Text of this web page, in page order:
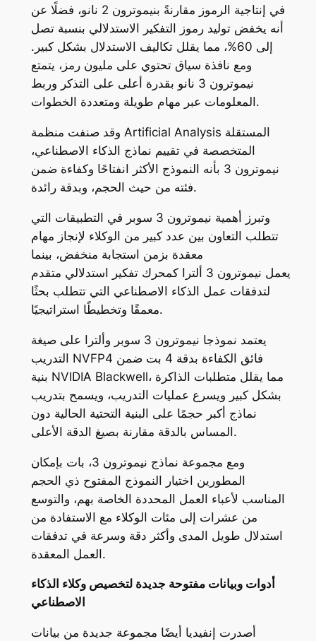
في إنتاجية الرموز مقارنةً بنيموترون 2 نانو، فضلًا عن
أنه يخفض توليد رموز التفكير الاستدلالي بنسبة تصل
إلى 60%، مما يقلل تكاليف الاستدلال بشكل كبير.
ومع نافذة سياق تحتوي على مليون رمز، يتمتع
نيموترون 3 نانو بقدرة أعلى على التذكر وربط
المعلومات عبر مهام طويلة ومتعددة الخطوات.
وقد صنفت منظمة Artificial Analysis المستقلة
المتخصصة في تقييم نماذج الذكاء الاصطناعي،
نيموترون 3 بأنه النموذج الأكثر انفتاحًا وكفاءة ضمن
فئته من حيث الحجم، وبدقة رائدة.
وتبرز أهمية نيموترون 3 سوبر في التطبيقات التي
تتطلب التعاون بين عدد كبير من الوكلاء لإنجاز مهام
معقدة بزمن استجابة منخفض، بينما
يعمل نيموترون 3 ألترا كمحرك تفكير
استدلالي متقدم
لتدفقات عمل الذكاء الاصطناعي التي تتطلب بحثًا
معمقًا وتخطيطًا استراتيجيًا.
يعتمد نموذجا نيموترون 3 سوبر وألترا على صيغة
التدريب NVFP4 فائق الكفاءة بدقة 4 بت
ضمن
بنية NVIDIA Blackwell، مما يقلل متطلبات الذاكرة
بشكل كبير ويسرع عمليات التدريب، ويسمح بتدريب
نماذج أكبر حجمًا على البنية التحتية الحالية دون
المساس بالدقة مقارنة بصيغ الدقة الأعلى.
ومع مجموعة نماذج نيموترون 3، بات بإمكان
المطورين اختيار النموذج المفتوح ذي الحجم
المناسب لأعباء العمل المحددة الخاصة بهم، والتوسع
من عشرات إلى مئات الوكلاء مع الاستفادة من
استدلال طويل المدى وأكثر دقة وسرعة في تدفقات
العمل المعقدة.
أدوات وبيانات مفتوحة جديدة لتخصيص وكلاء الذكاء
الاصطناعي
أصدرت إنفيديا أيضًا مجموعة جديدة من بيانات